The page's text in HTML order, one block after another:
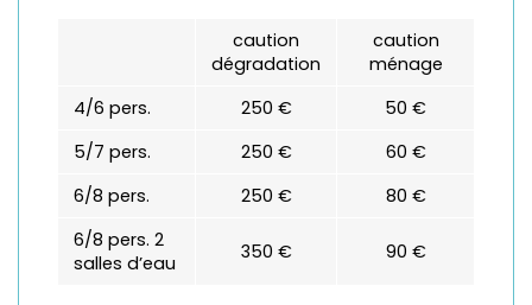
caution
dégradation
caution
ménage
4/6 pers.
250 €
50 €
5/7 pers.
250 €
60 €
6/8 pers.
250 €
80 €
6/8 pers. 2
salles d’eau
350 € 90 €